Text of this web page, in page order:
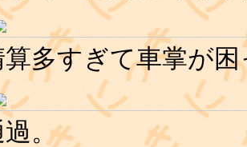
多すぎて車掌が
過。